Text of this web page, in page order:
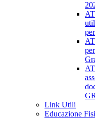
Link Utili
Educazione